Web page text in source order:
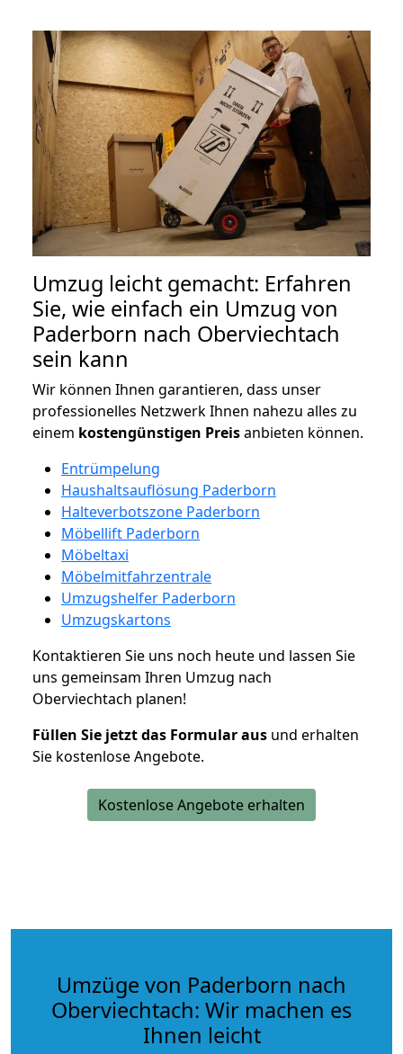
Umzug leicht gemacht: Erfahren
Sie, wie einfach ein Umzug von
Paderborn nach Oberviechtach
sein kann
Wir können Ihnen garantieren, dass unser
professionelles Netzwerk Ihnen nahezu alles zu
einem kostengünstigen Preisanbieten können.
Entrümpelung
Haushaltsauflösung Paderborn
Halteverbotszone Paderborn
Möbellift Paderborn
Möbeltaxi
Möbelmitfahrzentrale
Umzugshelfer Paderborn
Umzugskartons
Kontaktieren Sie uns noch heute und lassen Sie
uns gemeinsam Ihren Umzug nach
Oberviechtach planen!
Füllen Sie jetzt das Formular aus und erhalten
Sie kostenlose Angebote.
Kostenlose Angebote erhalten
Umzüge von Paderborn nach
Oberviechtach: Wir machen es
Ihnen leicht